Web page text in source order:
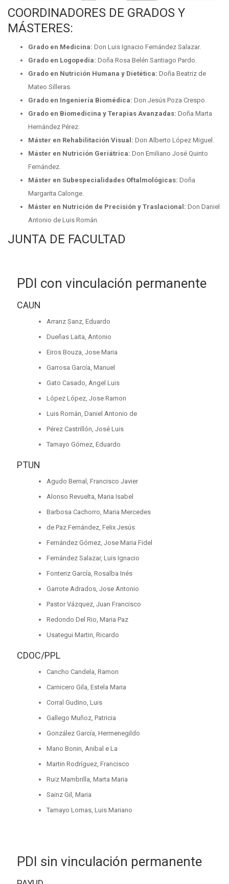
COORDINADORES DE GRADOS Y
MÁSTERES:
Grado en Medicina: Don Luis Ignacio Fernández Salazar.
Grado en Logopedia: Doña Rosa Belén Santiago Pardo.
Grado en Nutrición Humana y Dietética: Doña Beatriz de
Mateo Silleras.
Grado en Ingeniería Biomédica: Don Jesús Poza Crespo.
Grado en Biomedicina y Terapias Avanzadas: Doña Marta
Hernández Pérez.
Máster en Rehabilitación Visual: Don Alberto López Miguel.
Máster en Nutrición Geriátrica: Don Emiliano José Quinto
Fernández.
Máster en Subespecialidades Oftalmológicas: Doña
Margarita Calonge.
Máster en Nutrición de Precisión y Traslacional: Don Daniel
Antonio de Luis Román.
JUNTA DE FACULTAD
PDI con vinculación permanente
CAUN
Arranz Sanz, Eduardo
Dueñas Laita, Antonio
Eiros Bouza, Jose Maria
Garrosa García, Manuel
Gato Casado, Angel Luis
López López, Jose Ramon
Luis Román, Daniel Antonio de
Pérez Castrillón, José Luis
Tamayo Gómez, Eduardo
PTUN
Agudo Bernal, Francisco Javier
Alonso Revuelta, Maria Isabel
Barbosa Cachorro, Maria Mercedes
de Paz Fernández, Felix Jesús
Fernández Gómez, Jose Maria Fidel
Fernández Salazar, Luis Ignacio
Fonteriz García, Rosalba Inés
Garrote Adrados, Jose Antonio
Pastor Vázquez, Juan Francisco
Redondo Del Rio, Maria Paz
Usategui Martin, Ricardo
CDOC/PPL
Cancho Candela, Ramon
Carnicero Gila, Estela Maria
Corral Gudino, Luis
Gallego Muñoz, Patricia
González García, Hermenegildo
Mano Bonin, Anibal e La
Martin Rodríguez, Francisco
Ruiz Mambrilla, Marta Maria
Sainz Gil, Maria
Tamayo Lomas, Luis Mariano
PDI sin vinculación permanente